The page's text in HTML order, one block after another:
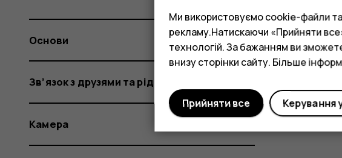
Основи
Зв’язок з друзями та рідними
Камера
Ми використовуємо cookie-файли та
рекламу.Натискаючи «Прийняти
технологій. За бажанням ви
внизу сторінки сайту. Більше
Керування
Прийняти все